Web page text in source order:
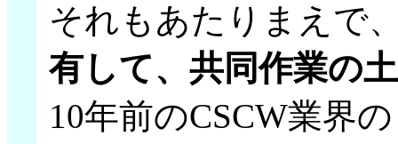
それもあたりまえで
有して、共同作業の
10年前のCSCW業界